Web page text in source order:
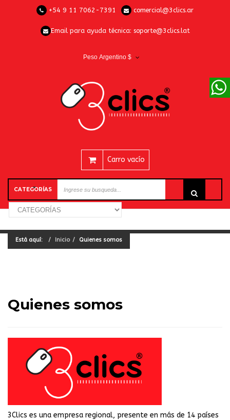
+54 9 11 7062-7391 comercial@3clics.ar
Email para ayuda técnica: soporte@3clics.lat
Peso Argentino $
Carro vacío
CATEGORÍAS
Está aquí: Inicio Quienes somos
Quienes somos
3Clics es una empresa regional, presente en más de 14 países